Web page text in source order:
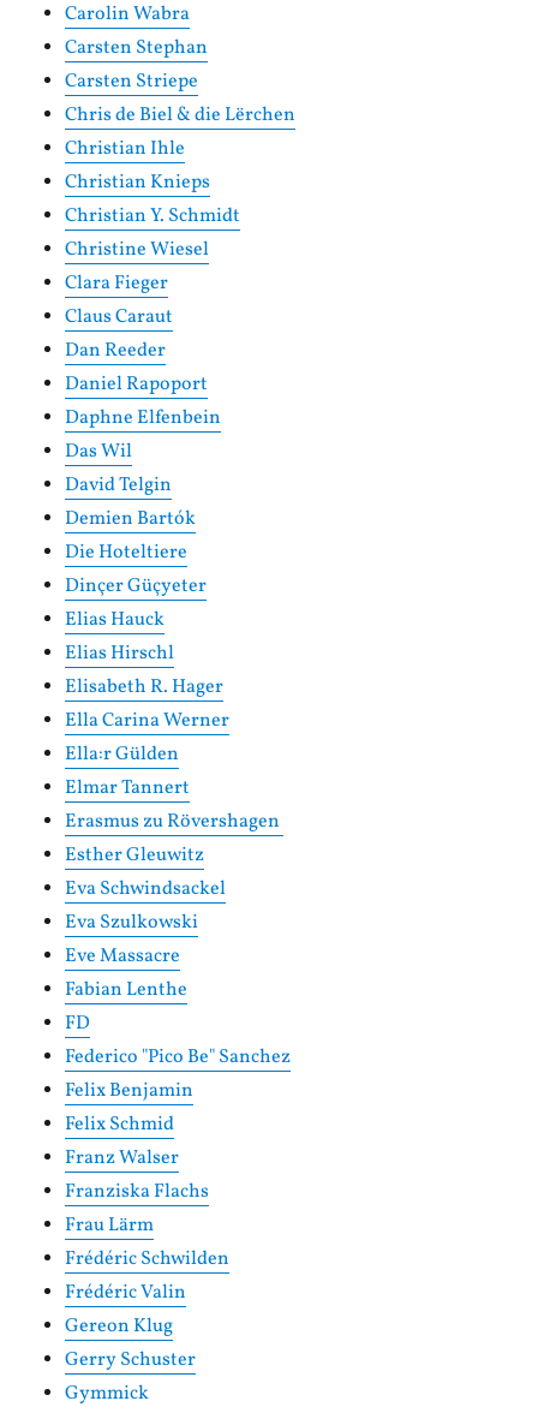
Carolin Wabra
Carsten Stephan
Carsten Striepe
Chris de Biel & die Lërchen
Christian Ihle
Christian Knieps
Christian Y. Schmidt
Christine Wiesel
Clara Fieger
Claus Caraut
Dan Reeder
Daniel Rapoport
Daphne Elfenbein
Das Wil
David Telgin
Demien Bartók
Die Hoteltiere
Dinçer Güçyeter
Elias Hauck
Elias Hirschl
Elisabeth R. Hager
Ella Carina Werner
Ella:r Gülden
Elmar Tannert
Erasmus zu Rövershagen
Esther Gleuwitz
Eva Schwindsackel
Eva Szulkowski
Eve Massacre
Fabian Lenthe
FD
Federico "Pico Be" Sanchez
Felix Benjamin
Felix Schmid
Franz Walser
Franziska Flachs
Frau Lärm
Frédéric Schwilden
Frédéric Valin
Gereon Klug
Gerry Schuster
Gymmick